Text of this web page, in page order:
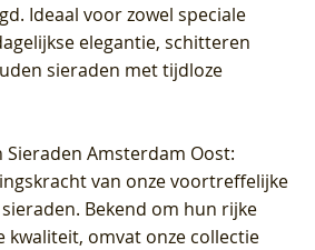
Ideaal voor zowel speciale
elegantie, schitteren
sieraden met tijdloze
Sieraden Amsterdam Oost:
van onze voortreffelijke
Bekend om hun rijke
kwaliteit, omvat onze collectie